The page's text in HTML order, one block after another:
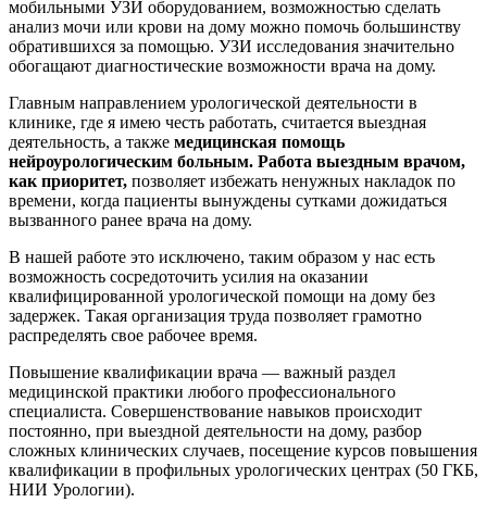
мобильными УЗИ оборудованием, возможностью сделать
анализ мочи или крови на дому можно помочь большинству
обратившихся за помощью. УЗИ исследования значительно
обогащают диагностические возможности врача на дому.
Главным направлением урологической деятельности в
клинике, где я имею честь работать, считается выездная
деятельность, а также медицинская помощь
нейроурологическим больным. Работа выездным врачом,
как приоритет, позволяет избежать ненужных накладок по
времени, когда пациенты вынуждены сутками дожидаться
вызванного ранее врача на дому.
В нашей работе это исключено, таким образом у нас есть
возможность сосредоточить усилия на оказании
квалифицированной урологической помощи на дому без
задержек. Такая организация труда позволяет грамотно
распределять свое рабочее время.
Повышение квалификации врача — важный раздел
медицинской практики любого профессионального
специалиста. Совершенствование навыков происходит
постоянно, при выездной деятельности на дому, разбор
сложных клинических случаев, посещение курсов повышения
квалификации в профильных урологических центрах (50 ГКБ,
НИИ Урологии).